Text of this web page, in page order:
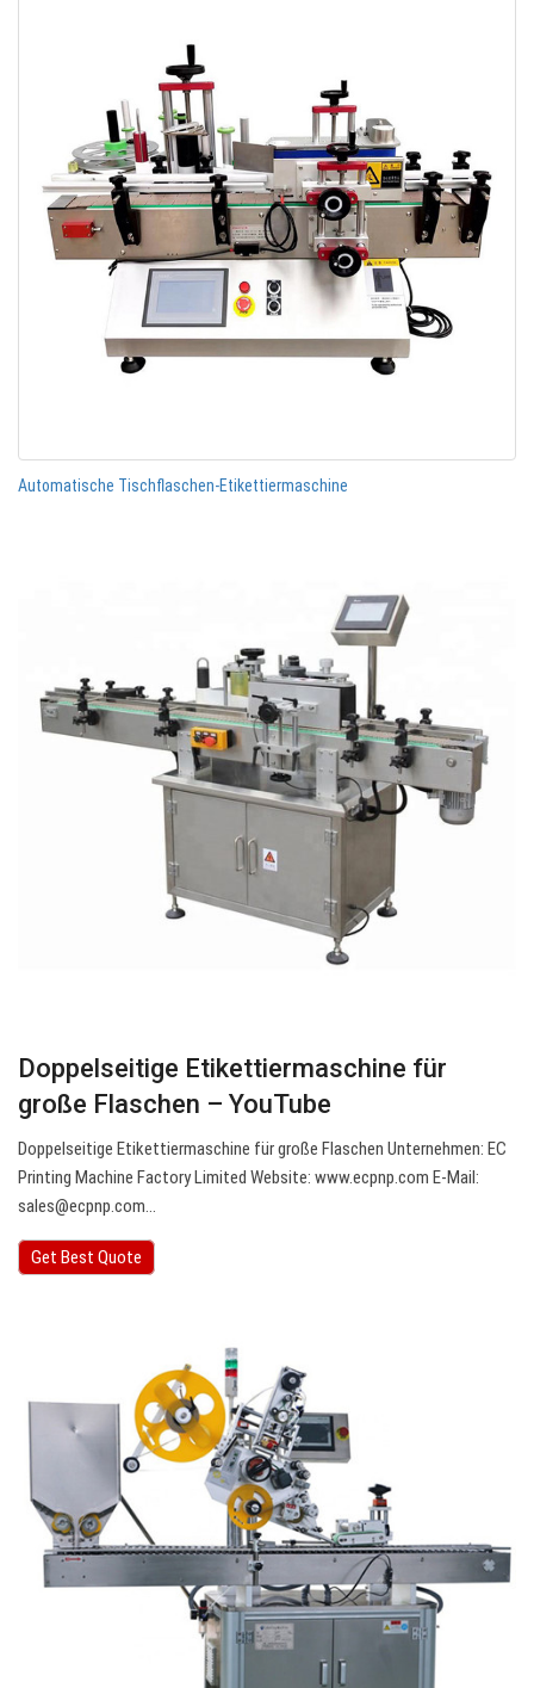
Automatische Tischflaschen-Etikettiermaschine
Doppelseitige Etikettiermaschine für
große Flaschen – YouTube
Doppelseitige Etikettiermaschine für große Flaschen Unternehmen: EC
Printing Machine Factory Limited Website: www.ecpnp.com E-Mail:
sales@ecpnp.com…
Get Best Quote